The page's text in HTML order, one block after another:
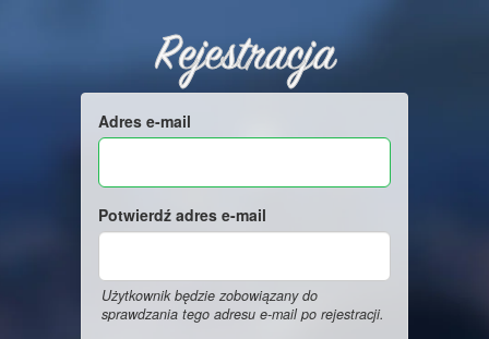
Rejestracja
Adres e-mail
Potwierdź adres e-mail
Użytkownik będzie zobowiązany do
sprawdzania tego adresu e-mail po rejestracji.